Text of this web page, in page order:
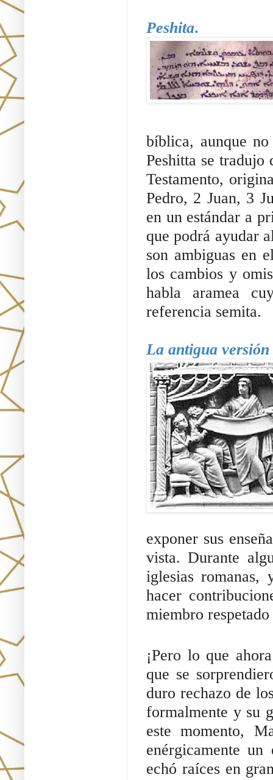
Peshita.
bíblica, aunque
Peshitta se
Testamento,
Pedro, 2 Juan, 3
en un estándar a
que podrá ayudar
son ambiguas en
los cambios y
habla aramea
referencia semita.
La antigua
exponer sus
vista. Durante
iglesias
hacer
miembro
¡Pero lo que
que se
duro rechazo de
formalmente y su
este momento,
enérgicamente
echó raíces en